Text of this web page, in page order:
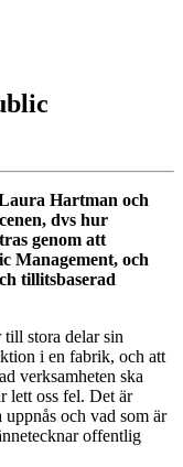
Hartman och
dvs hur
genom att
Management, och
tillitsbaserad
stora delar sin
i en fabrik, och att
verksamheten ska
lett oss fel. Det är
och vad som är
offentlig